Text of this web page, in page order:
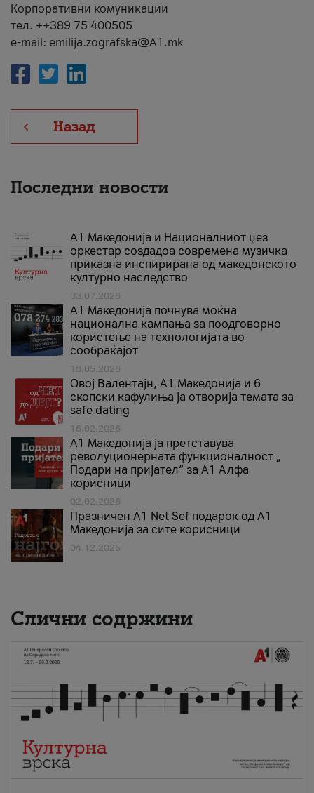
Корпоративни комуникации
тел. ++389 75 400505
e-mail: emilija.zografska@A1.mk
Назад
Последни новости
А1 Македонија и Националниот џез
оркестар создадоа современа музичка
приказна инспирирана од македонското
културно наследство
03.07.2026
A1 Македонија почнува моќна
национална кампања за поодговорно
користење на технологијата во
сообраќајот
18.05.2026
Овој Валентајн, A1 Македонија и 6
скопски кафулиња ја отворија темата за
safe dating
16.02.2026
А1 Македонија ја претставува
револуционерната функционалност „
Подари на пријател“ за А1 Алфа
корисници
02.02.2026
Празничен A1 Net Sеf подарок од А1
Македонија за сите корисници
04.12.2025
Слични содржини